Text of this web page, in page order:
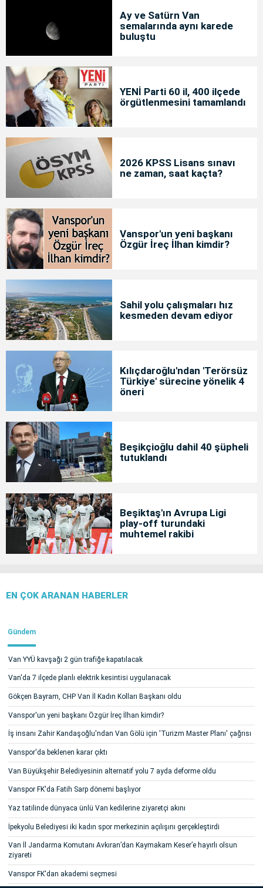
Ay ve Satürn Van
semalarında aynı karede
buluştu
YENİ Parti 60 il, 400 ilçede
örgütlenmesini tamamlandı
2026 KPSS Lisans sınavı
ne zaman, saat kaçta?
Vanspor'un yeni başkanı
Özgür İreç İlhan kimdir?
Sahil yolu çalışmaları hız
kesmeden devam ediyor
Kılıçdaroğlu'ndan 'Terörsüz
Türkiye' sürecine yönelik 4
öneri
Beşikçioğlu dahil 40 şüpheli
tutuklandı
Beşiktaş'ın Avrupa Ligi
play-off turundaki
muhtemel rakibi
EN ÇOK ARANAN HABERLER
Gündem
Van YYÜ kavşağı 2 gün trafiğe kapatılacak
Van'da 7 ilçede planlı elektrik kesintisi uygulanacak
Gökçen Bayram, CHP Van İl Kadın Kolları Başkanı oldu
Vanspor'un yeni başkanı Özgür İreç İlhan kimdir?
İş insanı Zahir Kandaşoğlu'ndan Van Gölü için 'Turizm Master Planı' çağrısı
Vanspor'da beklenen karar çıktı
Van Büyükşehir Belediyesinin alternatif yolu 7 ayda deforme oldu
Vanspor FK'da Fatih Sarp dönemi başlıyor
Yaz tatilinde dünyaca ünlü Van kedilerine ziyaretçi akını
İpekyolu Belediyesi iki kadın spor merkezinin açılışını gerçekleştirdi
Van İl Jandarma Komutanı Avkıran’dan Kaymakam Keser’e hayırlı olsun
ziyareti
Vanspor FK'dan akademi seçmesi